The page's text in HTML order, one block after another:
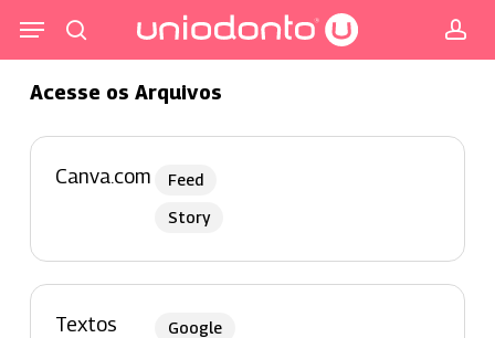
para
conteúdo
principal
Menu
Acesse os Arquivos
Canva.com
Feed
Story
Textos Google